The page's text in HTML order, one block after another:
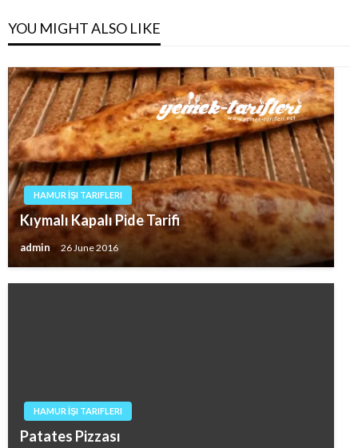
YOU MIGHT ALSO LIKE
HAMUR İŞI TARIFLERI
Kıymalı Kapalı Pide Tarifi
admin 26 June 2016
HAMUR İŞI TARIFLERI
Patates Pizzası